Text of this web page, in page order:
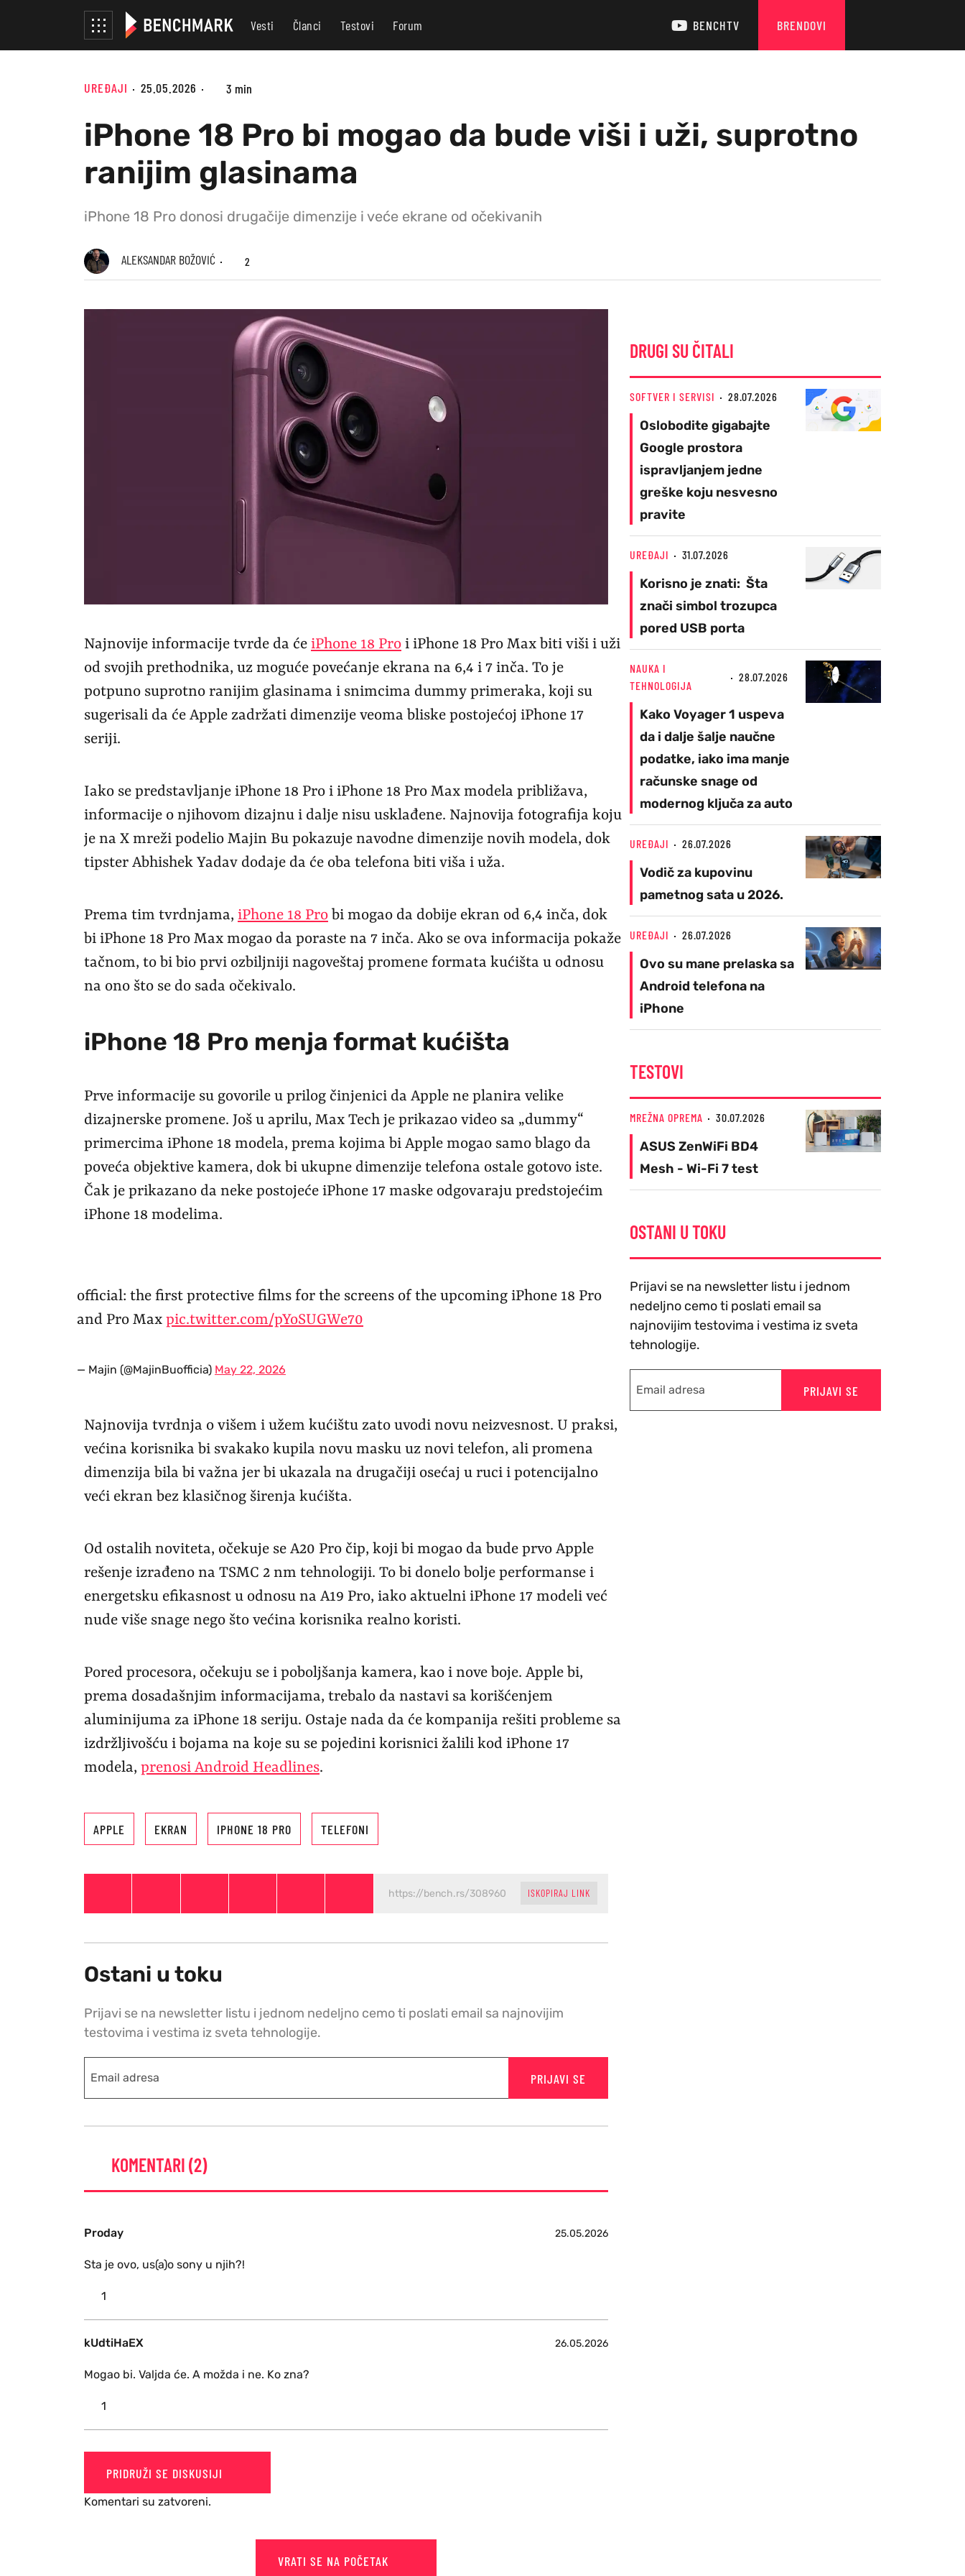
Vesti Članci Testovi Forum BENCHTV BRENDOVI
UREĐAJI 25.05.2026 3 min
iPhone 18 Pro bi mogao da bude viši i uži, suprotno
ranijim glasinama
iPhone 18 Pro donosi drugačije dimenzije i veće ekrane od očekivanih
ALEKSANDAR BOŽOVIĆ 2
Najnovije informacije tvrde da će iPhone 18 Pro i iPhone 18 Pro Max biti viši i uži
od svojih prethodnika, uz moguće povećanje ekrana na 6,4 i 7 inča. To je
potpuno suprotno ranijim glasinama i snimcima dummy primeraka, koji su
sugerisali da će Apple zadržati dimenzije veoma bliske postojećoj iPhone 17
seriji.
Iako se predstavljanje iPhone 18 Pro i iPhone 18 Pro Max modela približava,
informacije o njihovom dizajnu i dalje nisu usklađene. Najnovija fotografija koju
je na X mreži podelio Majin Bu pokazuje navodne dimenzije novih modela, dok
tipster Abhishek Yadav dodaje da će oba telefona biti viša i uža.
Prema tim tvrdnjama, iPhone 18 Pro bi mogao da dobije ekran od 6,4 inča, dok
bi iPhone 18 Pro Max mogao da poraste na 7 inča. Ako se ova informacija pokaže
tačnom, to bi bio prvi ozbiljniji nagoveštaj promene formata kućišta u odnosu
na ono što se do sada očekivalo.
iPhone 18 Pro menja format kućišta
Prve informacije su govorile u prilog činjenici da Apple ne planira velike
dizajnerske promene. Još u aprilu, Max Tech je prikazao video sa „dummy“
primercima iPhone 18 modela, prema kojima bi Apple mogao samo blago da
poveća objektive kamera, dok bi ukupne dimenzije telefona ostale gotovo iste.
Čak je prikazano da neke postojeće iPhone 17 maske odgovaraju predstojećim
iPhone 18 modelima.
official: the first protective films for the screens of the upcoming iPhone 18 Pro
and Pro Max pic.twitter.com/pYoSUGWe70
— Majin (@MajinBuofficia) May 22, 2026
Najnovija tvrdnja o višem i užem kućištu zato uvodi novu neizvesnost. U praksi,
većina korisnika bi svakako kupila novu masku uz novi telefon, ali promena
dimenzija bila bi važna jer bi ukazala na drugačiji osećaj u ruci i potencijalno
veći ekran bez klasičnog širenja kućišta.
Od ostalih noviteta, očekuje se A20 Pro čip, koji bi mogao da bude prvo Apple
rešenje izrađeno na TSMC 2 nm tehnologiji. To bi donelo bolje performanse i
energetsku efikasnost u odnosu na A19 Pro, iako aktuelni iPhone 17 modeli već
nude više snage nego što većina korisnika realno koristi.
Pored procesora, očekuju se i poboljšanja kamera, kao i nove boje. Apple bi,
prema dosadašnjim informacijama, trebalo da nastavi sa korišćenjem
aluminijuma za iPhone 18 seriju. Ostaje nada da će kompanija rešiti probleme sa
izdržljivošću i bojama na koje su se pojedini korisnici žalili kod iPhone 17
modela, prenosi Android Headlines.
APPLE EKRAN IPHONE 18 PRO TELEFONI
ISKOPIRAJ LINK
Ostani u toku
Prijavi se na newsletter listu i jednom nedeljno cemo ti poslati email sa najnovijim
testovima i vestima iz sveta tehnologije.
PRIJAVI SE
KOMENTARI (2)
Proday 25.05.2026
Sta je ovo, us(a)o sony u njih?!
1
kUdtiHaEX 26.05.2026
Mogao bi. Valjda će. A možda i ne. Ko zna?
1
PRIDRUŽI SE DISKUSIJI
Komentari su zatvoreni.
VRATI SE NA POČETAK
DRUGI SU ČITALI
SOFTVER I SERVISI 28.07.2026
Oslobodite gigabajte
Google prostora
ispravljanjem jedne
greške koju nesvesno
pravite
UREĐAJI 31.07.2026
Korisno je znati: Šta
znači simbol trozupca
pored USB porta
NAUKA I
TEHNOLOGIJA
28.07.2026
Kako Voyager 1 uspeva
da i dalje šalje naučne
podatke, iako ima manje
računske snage od
modernog ključa za auto
UREĐAJI 26.07.2026
Vodič za kupovinu
pametnog sata u 2026.
UREĐAJI 26.07.2026
Ovo su mane prelaska sa
Android telefona na
iPhone
TESTOVI
MREŽNA OPREMA 30.07.2026
ASUS ZenWiFi BD4
Mesh - Wi-Fi 7 test
OSTANI U TOKU
Prijavi se na newsletter listu i jednom
nedeljno cemo ti poslati email sa
najnovijim testovima i vestima iz sveta
tehnologije.
PRIJAVI SE